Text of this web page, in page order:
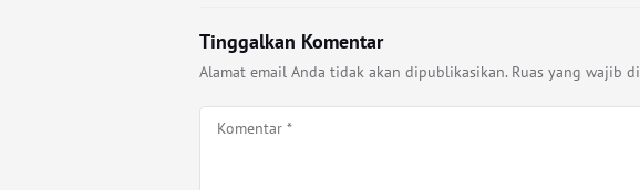
Tinggalkan Komentar
Alamat email Anda tidak akan dipublikasikan. Ruas yang wajib